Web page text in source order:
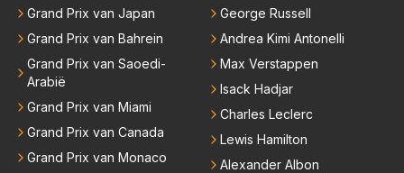
belangrijker dan de batterij in verhouding 65/35 en ni
emand zeurt meer. De verbetering van de F1 zit in d
e brandstof. De batterij zorgt op den duur weer voo
r een ander milieu probleem. Door de klimaatgekte i
s de F1 en auto industrie ook de batterij richting opg
egaan. Deze batterij heeft het gewicht in de F1 autos
erg omhoog geschroefd. Daar zou je al een behoorli
jke gewichtsvermindering mee doen en ruimte creër
Grand Prix van Japan
Grand Prix van Bahrein
Grand Prix van Saoedi-
Arabië
Grand Prix van Miami
Grand Prix van Canada
Grand Prix van Monaco
George Russell
Andrea Kimi Antonelli
Max Verstappen
Isack Hadjar
Charles Leclerc
Lewis Hamilton
Alexander Albon